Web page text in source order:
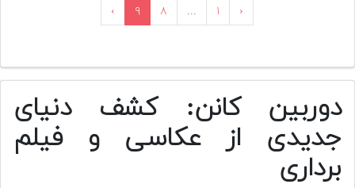
‹ ۱ ... ۸ ۹ ›
دوربین کانن: کشف دنیای
جدیدی از عکاسی و فیلم
برداری